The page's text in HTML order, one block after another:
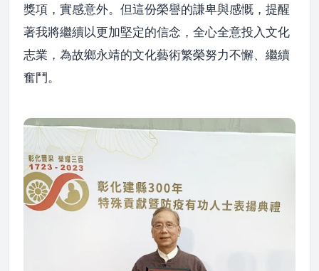
獎項，實感意外。但這份榮譽的謙卑與感慨，提醒
著我將繼續以更加堅定的信念，全心全意投入文化
志業，為故鄉永靖的文化藝術繁榮努力不懈、繼續
奮鬥。